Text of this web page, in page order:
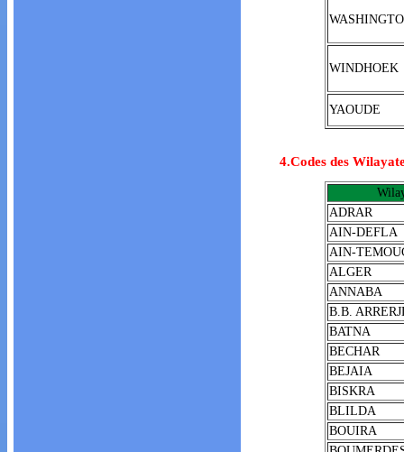
WINDHOEK
YAOUDE
4.Codes des
ADRAR
AIN-DEFLA
AIN-
ALGER
ANNABA
B.B.
BATNA
BECHAR
BEJAIA
BISKRA
BLILDA
BOUIRA